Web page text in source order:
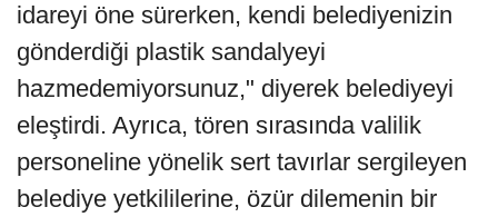
idareyi öne sürerken, kendi belediyenizin
gönderdiği plastik sandalyeyi
hazmedemiyorsunuz," diyerek belediyeyi
eleştirdi. Ayrıca, tören sırasında valilik
personeline yönelik sert tavırlar sergileyen
belediye yetkililerine, özür dilemenin bir